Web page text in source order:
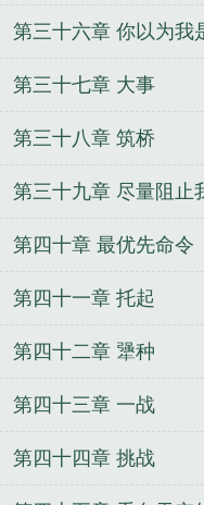
第三十六章 你以为我
第三十七章 大事
第三十八章 筑桥
第三十九章 尽量阻止
第四十章 最优先命令
第四十一章 托起
第四十二章 犟种
第四十三章 一战
第四十四章 挑战